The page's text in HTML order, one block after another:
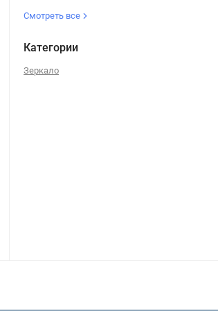
Смотреть все
Категории
Зеркало